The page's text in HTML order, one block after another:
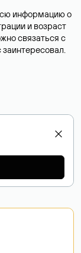
информацию о
и возраст
связаться с